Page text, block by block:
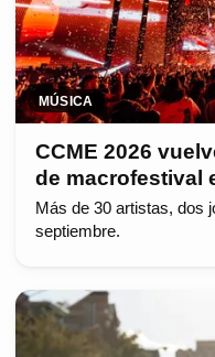
MÚSICA
CCME 2026
de macrofestival
Más de 30 artistas, dos
septiembre.